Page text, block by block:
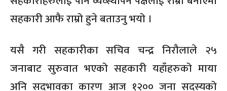
सहकारी आफै राम्रो हुने बताउनु भयो ।
यसै गरी सहकारीका सचिव चन्द्र निरौलाले २५
जनाबाट सुरुवात भएको सहकारी यहाँहरुको माया
अनि सदभावका कारण आज १२०० जना सदस्यको